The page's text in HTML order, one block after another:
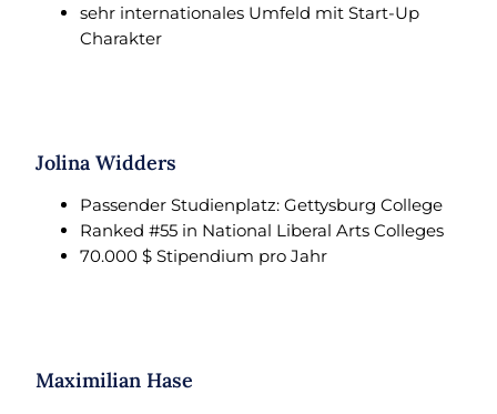
sehr internationales Umfeld mit Start-Up
Charakter
Jolina Widders
Passender Studienplatz: Gettysburg College
Ranked #55 in National Liberal Arts Colleges
70.000 $ Stipendium pro Jahr
Maximilian Hase